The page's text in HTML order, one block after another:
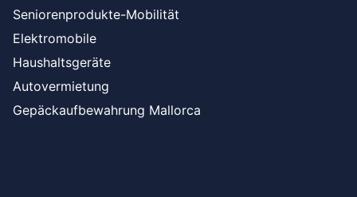
Seniorenprodukte-Mobilität
Elektromobile
Haushaltsgeräte
Autovermietung
Gepäckaufbewahrung Mallorca